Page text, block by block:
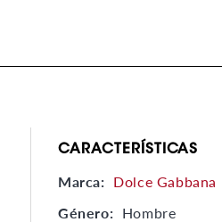
CARACTERÍSTICAS
Marca:
Dolce Gabbana
Género:
Hombre